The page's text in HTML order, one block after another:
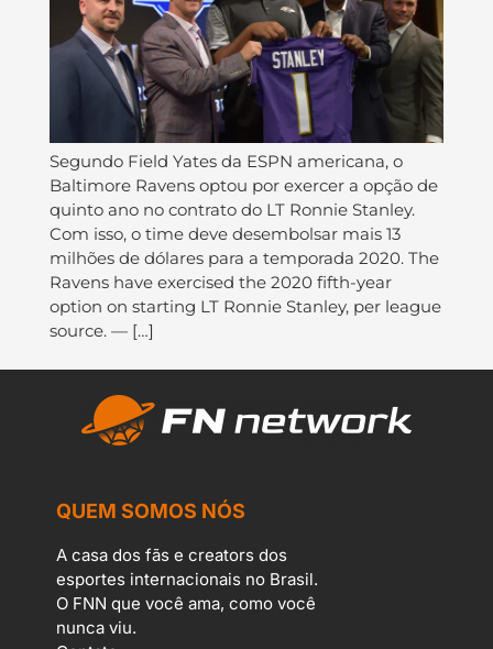
Segundo Field Yates da ESPN americana, o
Baltimore Ravens optou por exercer a opção de
quinto ano no contrato do LT Ronnie Stanley.
Com isso, o time deve desembolsar mais 13
milhões de dólares para a temporada 2020. The
Ravens have exercised the 2020 fifth-year
option on starting LT Ronnie Stanley, per league
source. — […]
QUEM SOMOS NÓS
A casa dos fãs e creators dos
esportes internacionais no Brasil.
O FNN que você ama, como você
nunca viu.